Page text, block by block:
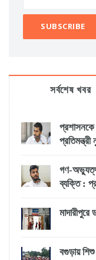
সর্বশেষ খবর
প্রতিমন্ত্রী
গণ-
ব্যক্তি :
মাদারীপুরে
বগুড়ায় শিশু